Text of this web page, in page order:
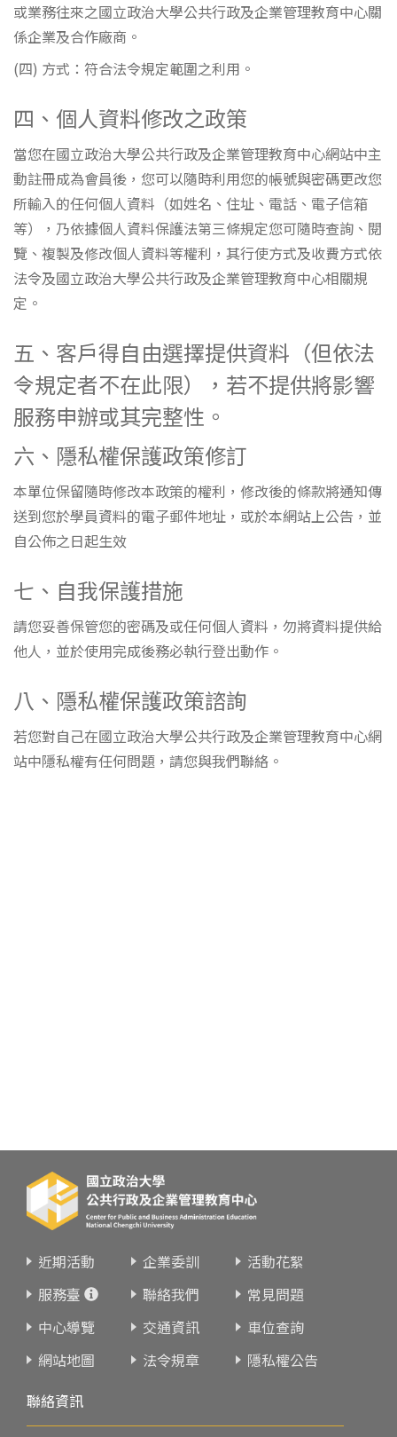
或業務往來之國立政治大學公共行政及企業管理教育中心關
係企業及合作廠商。
(四) 方式：符合法令規定範圍之利用。
四、個人資料修改之政策
當您在國立政治大學公共行政及企業管理教育中心網站中主
動註冊成為會員後，您可以隨時利用您的帳號與密碼更改您
所輸入的任何個人資料（如姓名、住址、電話、電子信箱
等），乃依據個人資料保護法第三條規定您可隨時查詢、閱
覽、複製及修改個人資料等權利，其行使方式及收費方式依
法令及國立政治大學公共行政及企業管理教育中心相關規
定。
五、客戶得自由選擇提供資料（但依法
令規定者不在此限），若不提供將影響
服務申辦或其完整性。
六、隱私權保護政策修訂
本單位保留隨時修改本政策的權利，修改後的條款將通知傳
送到您於學員資料的電子郵件地址，或於本網站上公告，並
自公佈之日起生效
七、自我保護措施
請您妥善保管您的密碼及或任何個人資料，勿將資料提供給
他人，並於使用完成後務必執行登出動作。
八、隱私權保護政策諮詢
若您對自己在國立政治大學公共行政及企業管理教育中心網
站中隱私權有任何問題，請您與我們聯絡。
近期活動 企業委訓
活動花絮
服務臺
聯絡我們
常見問題
中心導覽
交通資訊
車位查詢
網站地圖
法令規章
隱私權公告
聯絡資訊